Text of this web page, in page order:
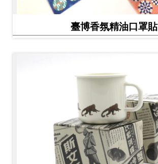
臺博香氛精油口罩貼